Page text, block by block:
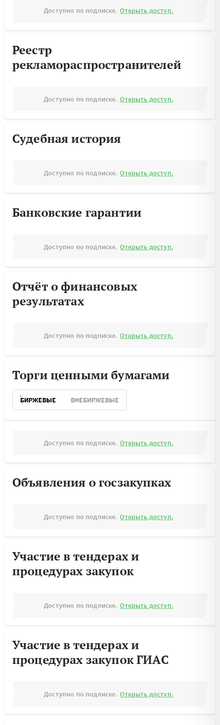
Доступно по подписке. Открыть доступ.
Реестр
рекламораспространителей
Доступно по подписке. Открыть доступ.
Судебная история
Доступно по подписке. Открыть доступ.
Банковские гарантии
Доступно по подписке. Открыть доступ.
Отчёт о финансовых
результатах
Доступно по подписке. Открыть доступ.
Торги ценными бумагами
БИРЖЕВЫЕ ВНЕБИРЖЕВЫЕ
Доступно по подписке. Открыть доступ.
Объявления о госзакупках
Доступно по подписке. Открыть доступ.
Участие в тендерах и
процедурах закупок
Доступно по подписке. Открыть доступ.
Участие в тендерах и
процедурах закупок ГИАС
Доступно по подписке. Открыть доступ.